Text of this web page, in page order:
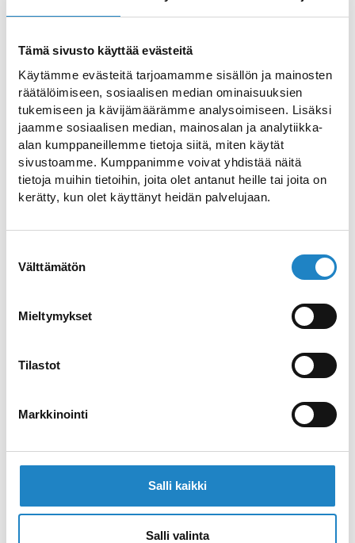
Tämä sivusto käyttää evästeitä
Käytämme evästeitä tarjoamamme sisällön ja mainosten
räätälöimiseen, sosiaalisen median ominaisuuksien
tukemiseen ja kävijämäärämme analysoimiseen. Lisäksi
jaamme sosiaalisen median, mainosalan ja analytiikka-
alan kumppaneillemme tietoja siitä, miten käytät
sivustoamme. Kumppanimme voivat yhdistää näitä
tietoja muihin tietoihin, joita olet antanut heille tai joita on
kerätty, kun olet käyttänyt heidän palvelujaan.
valinta
Välttämätön
Mieltymykset
Tilastot
Markkinointi
Salli kaikki
Salli valinta
Enjoy Olkkola beach with
the whole family
Shallow beach with large pier, lawns, beach
volleyball court and changing rooms.